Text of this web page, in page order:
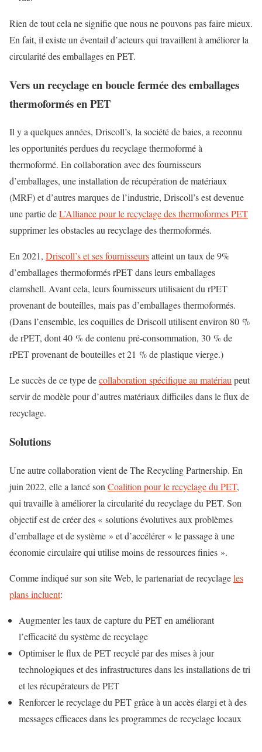
Rien de tout cela ne signifie que nous ne pouvons pas faire mieux.
En fait, il existe un éventail d’acteurs qui travaillent à améliorer la
circularité des emballages en PET.
Vers un recyclage en boucle fermée des emballages
thermoformés en PET
Il y a quelques années, Driscoll’s, la société de baies, a reconnu
les opportunités perdues du recyclage thermoformé à
thermoformé. En collaboration avec des fournisseurs
d’emballages, une installation de récupération de matériaux
(MRF) et d’autres marques de l’industrie, Driscoll’s est devenue
une partie deL’Alliance pour le recyclage des thermoformes PET
supprimer les obstacles au recyclage des thermoformés.
En 2021, Driscoll’s et ses fournisseursatteint un taux de 9%
d’emballages thermoformés rPET dans leurs emballages
clamshell. Avant cela, leurs fournisseurs utilisaient du rPET
provenant de bouteilles, mais pas d’emballages thermoformés.
(Dans l’ensemble, les coquilles de Driscoll utilisent environ 80 %
de rPET, dont 40 % de contenu pré-consommation, 30 % de
rPET provenant de bouteilles et 21 % de plastique vierge.)
Le succès de ce type decollaboration spécifique au matériaupeut
servir de modèle pour d’autres matériaux difficiles dans le flux de
recyclage.
Solutions
Une autre collaboration vient de The Recycling Partnership. En
juin 2022, elle a lancé son Coalition pour le recyclage du PET,
qui travaille à améliorer la circularité du recyclage du PET. Son
objectif est de créer des « solutions évolutives aux problèmes
d’emballage et de système » et d’accélérer « le passage à une
économie circulaire qui utilise moins de ressources finies ».
Comme indiqué sur son site Web, le partenariat de recyclageles
plans incluent:
Augmenter les taux de capture du PET en améliorant
l’efficacité du système de recyclage
Optimiser le flux de PET recyclé par des mises à jour
technologiques et des infrastructures dans les installations de tri
et les récupérateurs de PET
Renforcer le recyclage du PET grâce à un accès élargi et à des
messages efficaces dans les programmes de recyclage locaux